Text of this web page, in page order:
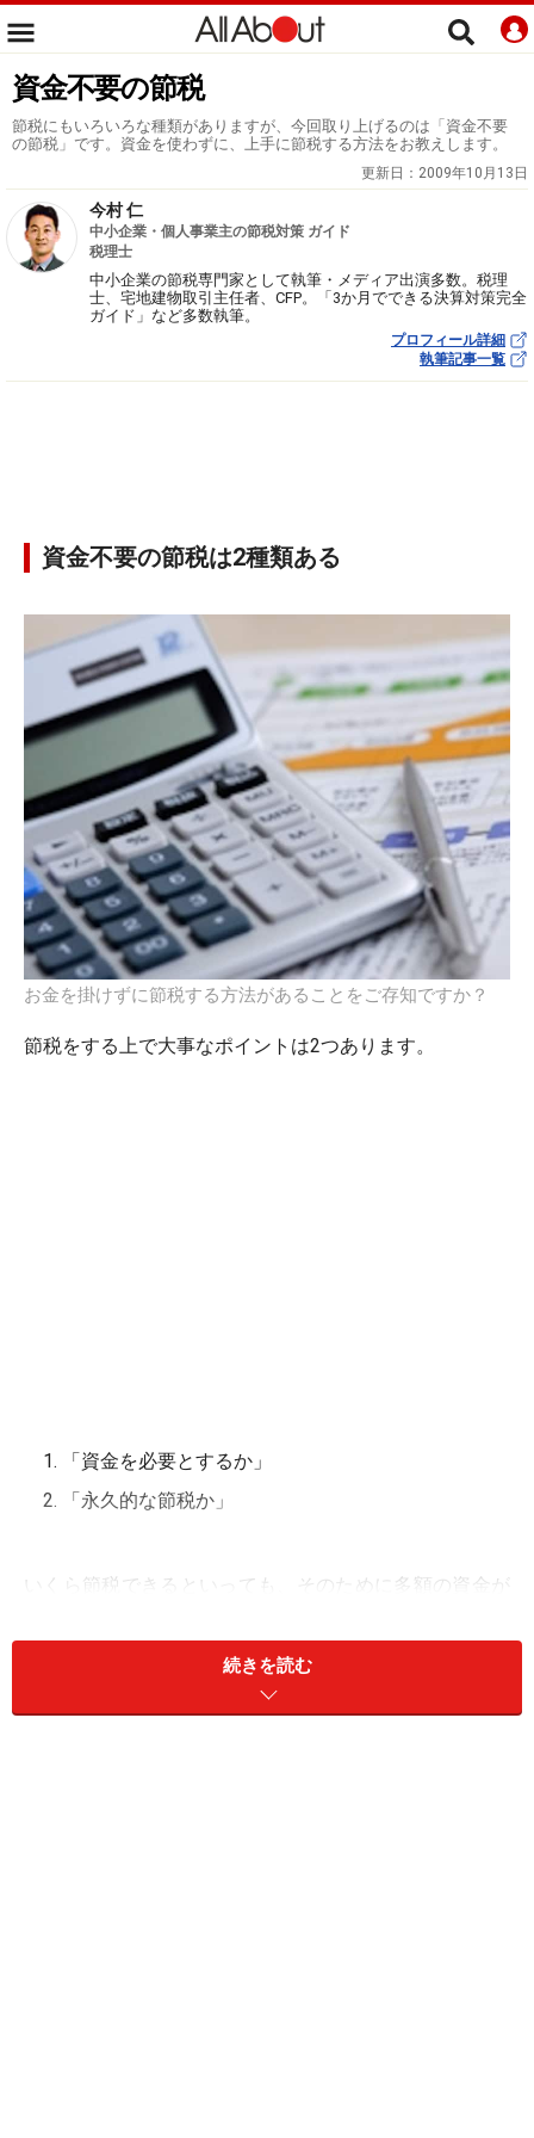
資金不要の節税
節税にもいろいろな種類がありますが、今回取り上げるのは「資金不要
の節税」です。資金を使わずに、上手に節税する方法をお教えします。
更新日： 2009年10月13日
今村 仁
中小企業・個人事業主の節税対策 ガイド
税理士
中小企業の節税専門家として執筆・メディア出演多数。税理
士、宅地建物取引主任者、CFP。「3か月でできる決算対策完全
ガイド」など多数執筆。
プロフィール詳細
執筆記事一覧
資金不要の節税は2種類ある
お金を掛けずに節税する方法があることをご存知ですか？
節税をする上で大事なポイントは2つあります。
「資金を必要とするか」
「永久的な節税か」
いくら節税できるといっても、そのために多額の資金が
要らない節税対策というのはどんなものでしょうか。
これは大きく2つに分かれます。「資金の要らない永久
続きを読む